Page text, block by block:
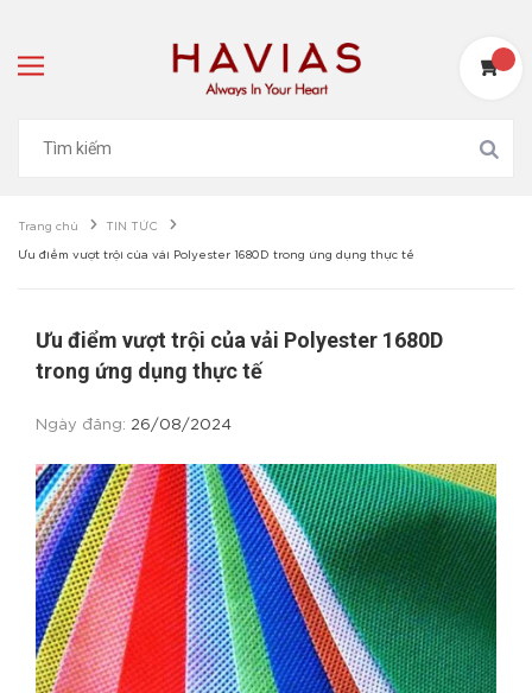
Trang chủ TIN TỨC
Ưu điểm vượt trội của vải Polyester 1680D trong ứng dụng thực tế
Ưu điểm vượt trội của vải Polyester 1680D
trong ứng dụng thực tế
Ngày đăng: 26/08/2024